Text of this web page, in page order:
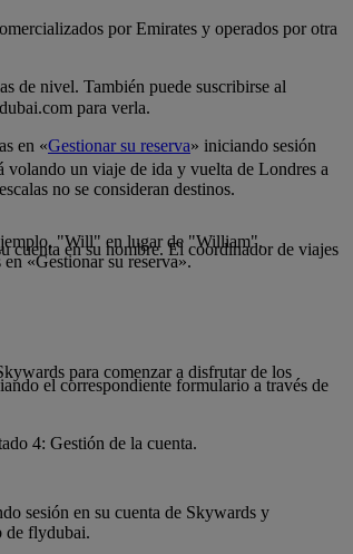
por Emirates y operados por otra
de nivel. También puede suscribirse al
para verla.
en «Gestionar su reserva» iniciando sesión
"Will" en lugar de "William".
«Gestionar su reserva».
volando un viaje de ida y vuelta de Londres a
no se consideran destinos.
cuenta en su nombre. El coordinador de viajes
el correspondiente formulario a través de
4: Gestión de la cuenta.
para comenzar a disfrutar de los
sesión en su cuenta de Skywards y
de flydubai.